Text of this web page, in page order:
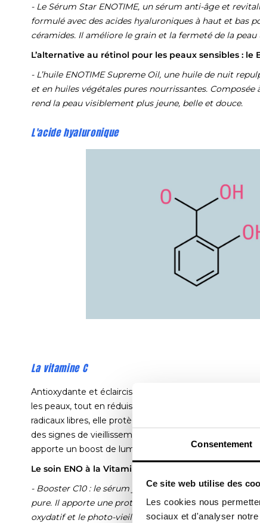
Consentement
Ce site web utilise des
Les cookies nous
sociaux et d'analyser
- Le Sérum Star ENOTIME, un sérum anti-âge et
formulé avec des acides hyaluroniques à haut et bas
céramides. Il améliore le grain et la fermeté de la
L’alternative au rétinol pour les peaux sensibles : le
- L’huile ENOTIME Supreme Oil, une huile de nuit
et en huiles végétales pures nourrissantes. Composée
rend la peau visiblement plus jeune, belle et douce.
L'acide hyaluronique
La vitamine C
Antioxydante et éclaircissante, la vitamine C est
les peaux, tout en réduisant l’apparence des taches
radicaux libres, elle protège la peau des agressions
des signes de vieillissement. Intégrée dans votre
apporte un boost de luminosité et uniformise le teint.
Le soin ENO à la Vitamine C :
- Booster C10 : le sérum jeunesse anti-âge et anti-
pure. Il apporte une protection quotidienne à la peau
oxydatif et le photo-vieillissement.